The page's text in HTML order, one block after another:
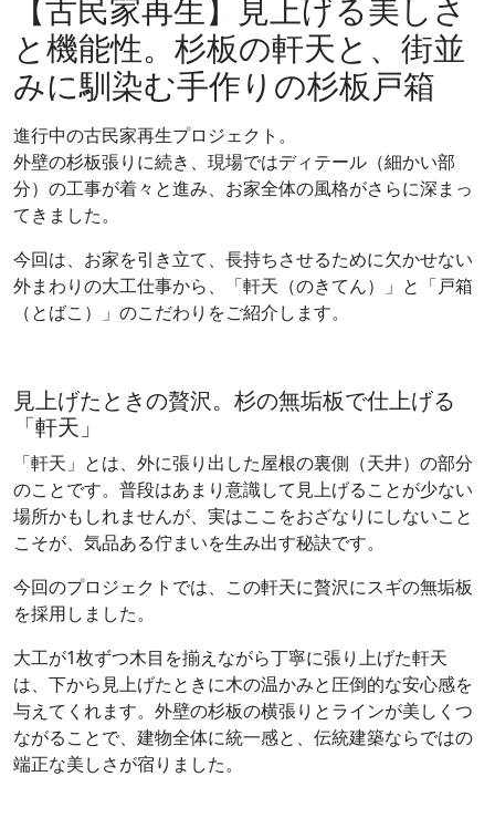
【古民家再生】見上げる美しさ
と機能性。杉板の軒天と、街並
みに馴染む手作りの杉板戸箱
進行中の古民家再生プロジェクト。
外壁の杉板張りに続き、現場ではディテール（細かい部
分）の工事が着々と進み、お家全体の風格がさらに深まっ
てきました。
今回は、お家を引き立て、長持ちさせるために欠かせない
外まわりの大工仕事から、「軒天（のきてん）」と「戸箱
（とばこ）」のこだわりをご紹介します。
見上げたときの贅沢。杉の無垢板で仕上げる
「軒天」
「軒天」とは、外に張り出した屋根の裏側（天井）の部分
のことです。普段はあまり意識して見上げることが少ない
場所かもしれませんが、実はここをおざなりにしないこと
こそが、気品ある佇まいを生み出す秘訣です。
今回のプロジェクトでは、この軒天に贅沢にスギの無垢板
を採用しました。
大工が1枚ずつ木目を揃えながら丁寧に張り上げた軒天
は、下から見上げたときに木の温かみと圧倒的な安心感を
与えてくれます。外壁の杉板の横張りとラインが美しくつ
ながることで、建物全体に統一感と、伝統建築ならではの
端正な美しさが宿りました。